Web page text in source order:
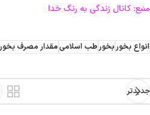
منبع: کانال زندگی به رنگ خدا
انواع بخور بخور طب اسلامیمقدار مصرف بخور
جدیدتر